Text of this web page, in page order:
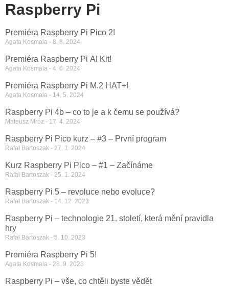
Raspberry Pi
Premiéra Raspberry Pi Pico 2!
Agata Kosmala 8. 8. 2024
Premiéra Raspberry Pi AI Kit!
Agata Kosmala 4. 6. 2024
Premiéra Raspberry Pi M.2 HAT+!
Agata Kosmala 14. 5. 2024
Raspberry Pi 4b – co to je a k čemu se používá?
Mateusz Mróz 17. 4. 2024
Raspberry Pi Pico kurz – #3 – První program
Rafał Bartoszak 27. 1. 2024
Kurz Raspberry Pi Pico – #1 – Začínáme
Rafał Bartoszak 25. 1. 2024
Raspberry Pi 5 – revoluce nebo evoluce?
Rafał Bartoszak 14. 12. 2023
Raspberry Pi – technologie 21. století, která mění pravidla
hry
Rafał Bartoszak 5. 10. 2023
Premiéra Raspberry Pi 5!
Agata Kosmala 28. 9. 2023
Raspberry Pi – vše, co chtěli byste vědět